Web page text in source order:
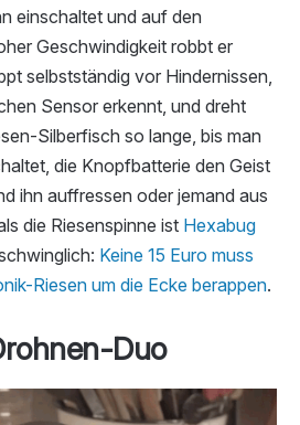
einschaltet und auf den
Geschwindigkeit robbt er
selbstständig vor Hindernissen,
Sensor erkennt, und dreht
Silberfisch so lange, bis man
die Knopfbatterie den Geist
ihn auffressen oder jemand aus
die Riesenspinne ist Hexabug
Keine 15 Euro muss
Riesen um die Ecke berappen.
Duo